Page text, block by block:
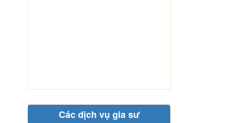
Các dịch vụ gia sư